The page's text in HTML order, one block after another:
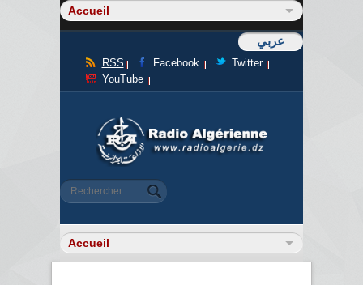
عربي
RSS Facebook
Twitter
YouTube
Formulaire de recherche
Rechercher